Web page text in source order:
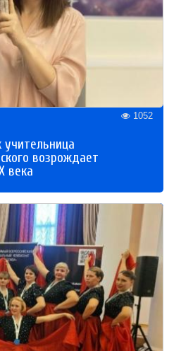
1052
учительница
возрождает
века